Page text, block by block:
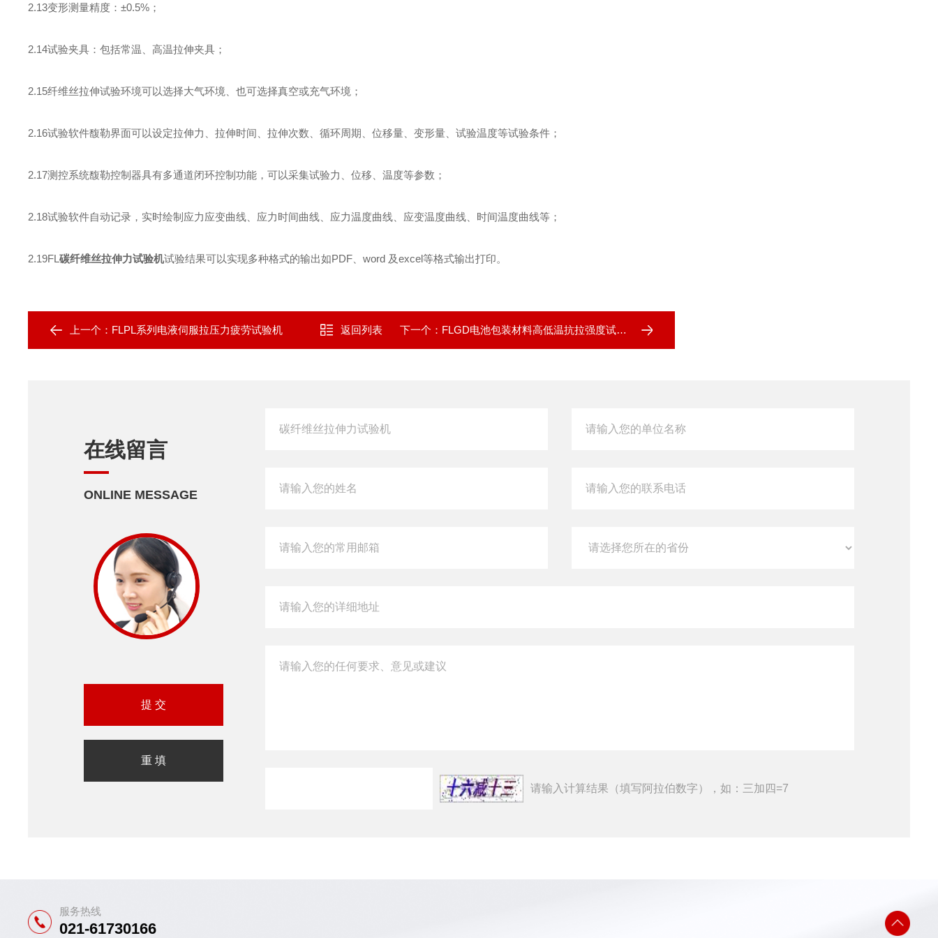
2.13变形测量精度：±0.5% ；
2.14试验夹具：包括常温、高温拉伸夹具；
2.15纤维丝拉伸试验环境可以选择大气环境、也可选择真空或充气环境；
2.16试验软件馥勒界面可以设定拉伸力、拉伸时间、拉伸次数、循环周期、位移量、变形量、试验温度等试验条件；
2.17测控系统馥勒控制器具有多通道闭环控制功能，可以采集试验力、位移、温度等参数；
2.18试验软件自动记录，实时绘制应力应变曲线、应力时间曲线、应力温度曲线、应变温度曲线、时间温度曲线等；
2.19FL 碳纤维丝拉伸力试验机试验结果可以实现多种格式的输出如PDF word 及excel等格式输出打印。
上一个： FLPL系列电液伺服拉压力疲劳试验机 返回列表 下一个： FLGD电池包装材料高低温抗拉强度试验机
在线留言
ONLINE MESSAGE
请输入计算结果（填写阿拉伯数字），如：三加四=7
服务热线
021-61730166